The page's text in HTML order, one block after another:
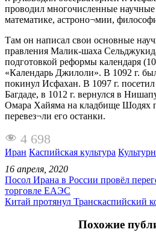
проводил многочисленные научные
математике, астроно¬мии,
Там он написал свои основные
правления Малик-шаха
подготовкой реформы календаря
«Календарь Джилоли». В 1092 г.
покинул Исфахан. В 1097 г.
Багдаде, в 1012 г. вернулся в
Омара Хайяма на кладбище Шодях
перевез¬ли его останки.
4 698
Иран Каспийская культура
16 апреля, 2020
Посол Ирана в России провёл
торговле ЕАЭС
Китай протянул Транскаспийский
Похожие